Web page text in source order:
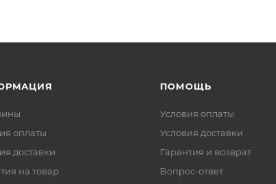
оплаты
доставки
на товар
ПОМОЩЬ
Условия оплаты
Условия доставки
Гарантия и возврат
Вопрос-ответ